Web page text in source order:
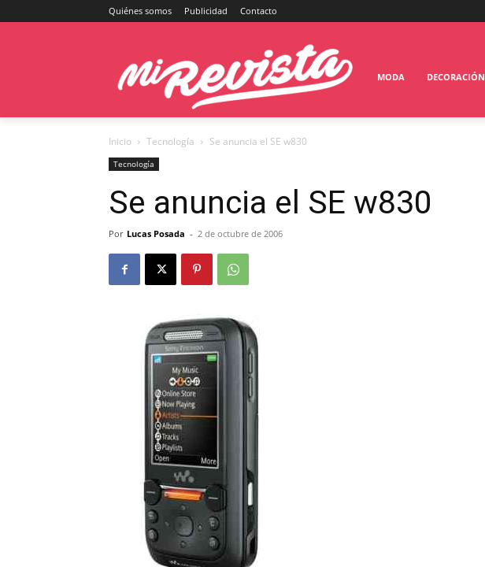
Quiénes somos Publicidad Contacto
MODA DECORACIÓN
Inicio Tecnología Se anuncia el SE w830
Tecnología
Se anuncia el SE w830
Por Lucas Posada - 2 de octubre de 2006